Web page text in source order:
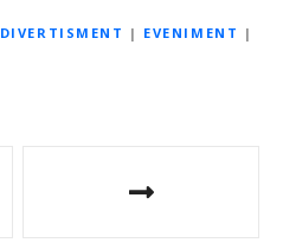
DIVERTISMENT | EVENIMENT |